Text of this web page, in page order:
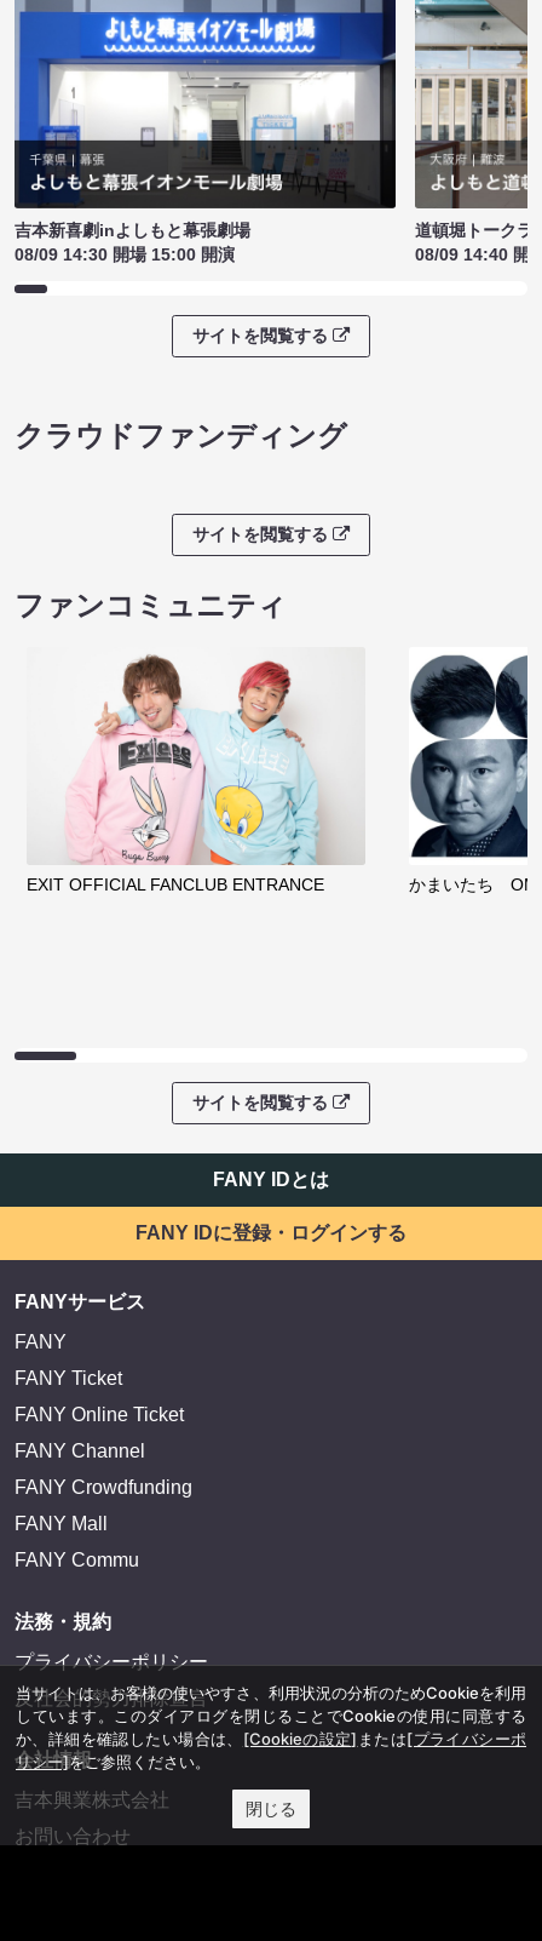
吉本新喜劇inよしもと幕張劇場
08/09 14:30 開場 15:00 開演
道頓堀トークラ
08/09 14:40 開
サイトを閲覧する
クラウドファンディング
サイトを閲覧する
ファンコミュニティ
EXIT OFFICIAL FANCLUB ENTRANCE かまいたち
サイトを閲覧する
FANY IDとは
FANY IDに登録・ログインする
FANYサービス
FANY
FANY Ticket
FANY Online Ticket
FANY Channel
FANY Crowdfunding
FANY Mall
FANY Commu
法務・規約
プライバシーポリシー
反社会的勢力排除宣言
会社情報
吉本興業株式会社
お問い合わせ
当サイトは、お客様の使いやすさ、利用状況の分析のためCookieを利用
しています。このダイアログを閉じることでCookieの使用に同意する
か、詳細を確認したい場合は、 [Cookieの設定] または[プライバシーポ
リシー]をご参照ください。
閉じる